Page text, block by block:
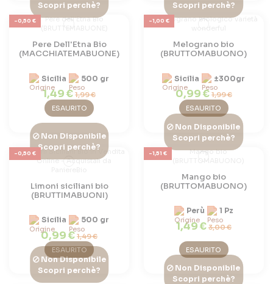
-0,50 €
Scopri perchè?
Pere Dell'Etna Bio
(MACCHIATEMABUONE)
Sicilia 500 gr
1,49 €1,99 €
ESAURITO
-1,00 €
Scopri perchè?
Melograno bio
(BRUTTOMABUONO)
Sicilia ±300gr
0,99 €1,99 €
ESAURITO
-0,50 €
Non Disponibile
Scopri perchè?
Limoni siciliani bio
(BRUTTIMABUONI)
Sicilia 500 gr
0,99 €1,49 €
ESAURITO
-1,51 €
Non Disponibile
Scopri perchè?
Mango bio
(BRUTTOMABUONO)
Perù 1 Pz
1,49 €3,00 €
ESAURITO
Non Disponibile
Scopri perchè?
Non Disponibile
Scopri perchè?